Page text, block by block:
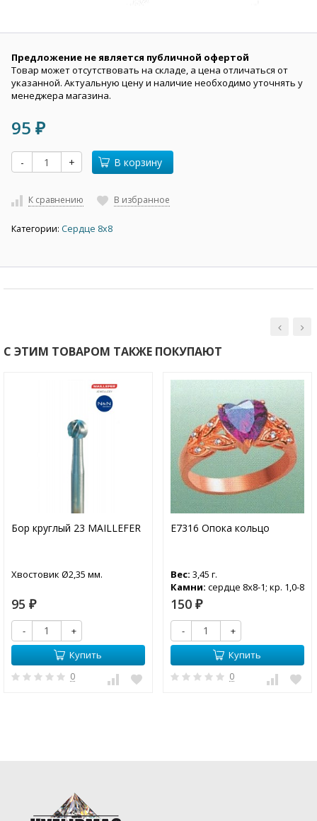
Предложение не является публичной офертой
Товар может отсутствовать на складе, а цена отличаться от
указанной. Актуальную цену и наличие необходимо уточнять у
менеджера магазина.
95 ₽
- + В корзину
К сравнению В избранное
Категории: Сердце 8х8
С ЭТИМ ТОВАРОМ ТАКЖЕ ПОКУПАЮТ
Бор круглый 23 MAILLEFER
Хвостовик Ø2,35 мм.
95 ₽
-
+
Купить
0
Е7316 Опока кольцо
Вес: 3,45 г.
Камни: сердце 8х8-1; кр. 1,0-8
150 ₽
-
+
Купить
0